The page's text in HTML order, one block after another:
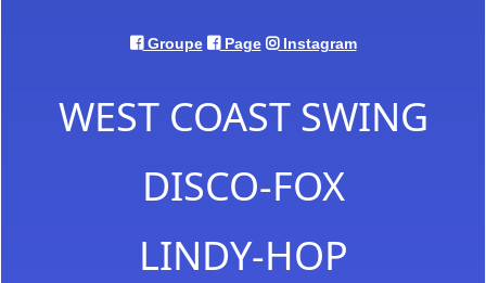
Groupe Page Instagram
WEST COAST SWING
DISCO-FOX
LINDY-HOP